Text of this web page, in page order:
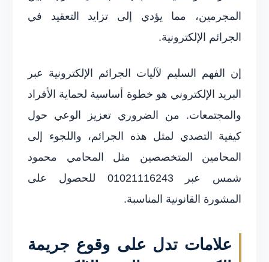
المجرمين، مما يؤدي إلى تزايد التعقيد في
الجرائم الإلكترونية.
إن الفهم السليم لآليات الجرائم الإلكترونية عبر
البريد الإلكتروني هو خطوة أساسية لحماية الأفراد
والمجتمعات. من الضروري تعزيز الوعي حول
كيفية التصدي لمثل هذه الجرائم، واللجوء إلى
المحامين المتخصصين مثل المحامي محمود
شمس عبر 01021116243 للحصول على
المشورة القانونية المناسبة.
علامات تدل على وقوع جريمة